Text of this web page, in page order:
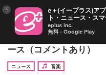
相宮零、バラード曲「
ース（コメントあり）
ニュース
音楽
× e＋(イープラス)ア
ト・ニュース・ス
eplus inc.
無料 - Google Play